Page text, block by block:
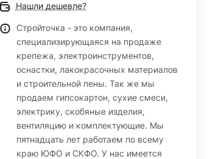
Нашли дешевле?
Стройточка - это компания,
специализирующаяся на продаже
крепежа, электроинструментов,
оснастки, лакокрасочных материалов
и строительной пены. Так же мы
продаем гипсокартон, сухие смеси,
электрику, скобяные изделия,
вентиляцию и комплектующие. Мы
пятнадцать лет работаем по всему
краю ЮФО и СКФО. У нас имеется